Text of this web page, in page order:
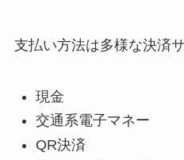
支払い方法は多様な決済
現金
交通系電子マネー
QR決済